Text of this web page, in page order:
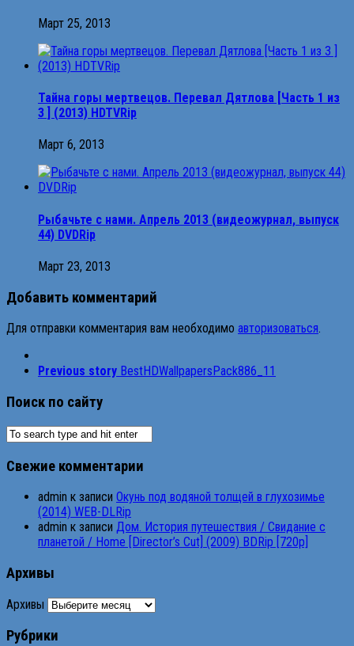
Март 25, 2013
Тайна горы мертвецов. Перевал Дятлова [Часть 1 из
3 ] (2013) HDTVRip
Март 6, 2013
Рыбачьте с нами. Апрель 2013 (видеожурнал, выпуск
44) DVDRip
Март 23, 2013
Добавить комментарий
Для отправки комментария вам необходимо авторизоваться.
Previous story BestHDWallpapersPack886_11
Поиск по сайту
Свежие комментарии
admin к записи Окунь под водяной толщей в глухозимье
(2014) WEB-DLRip
admin к записи Дом. История путешествия / Свидание с
планетой / Home [Director’s Cut] (2009) BDRip [720p]
Архивы
Архивы
Рубрики